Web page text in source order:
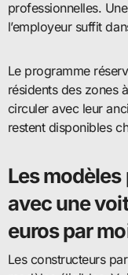
professionnelles.
l’employeur suffit
Le programme
résidents des zones
circuler avec leur
restent disponibles
Les
avec une
euros par
Les constructeurs